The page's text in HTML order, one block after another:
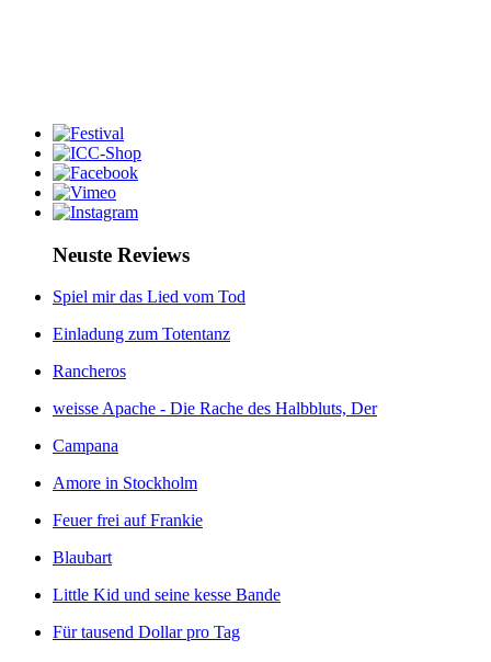
Neuste Reviews
Spiel mir das Lied vom Tod
Einladung zum Totentanz
Rancheros
weisse Apache - Die Rache des Halbbluts, Der
Campana
Amore in Stockholm
Feuer frei auf Frankie
Blaubart
Little Kid und seine kesse Bande
Für tausend Dollar pro Tag